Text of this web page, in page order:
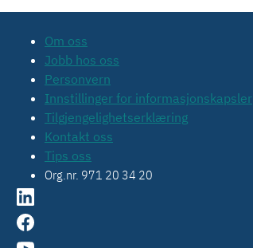
Om oss
Jobb hos oss
Personvern
Innstillinger for informasjonskapsler
Tilgjengelighetserklæring
Kontakt oss
Tips oss
Org.nr. 971 20 34 20